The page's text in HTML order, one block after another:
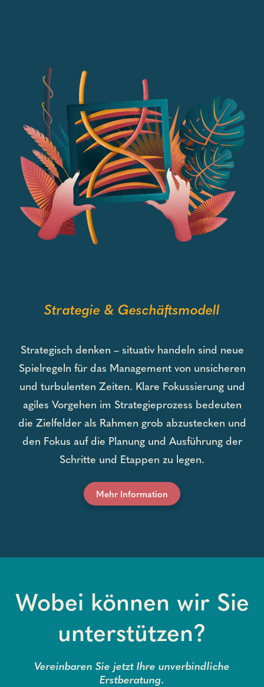
Strategie & Geschäftsmodell
Strategisch denken – situativ handeln sind neue
Spielregeln für das Management von unsicheren
und turbulenten Zeiten. Klare Fokussierung und
agiles Vorgehen im Strategieprozess bedeuten
die Zielfelder als Rahmen grob abzustecken und
den Fokus auf die Planung und Ausführung der
Schritte und Etappen zu legen.
Mehr Information
Wobei können wir Sie
unterstützen?
Vereinbaren Sie jetzt Ihre unverbindliche
Erstberatung.